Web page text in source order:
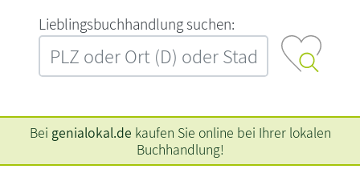
L‍i‍e‍b‍l‍i‍n‍g‍s‍b‍u‍c‍h‍h‍a‍n‍d‍l‍u‍n‍g‍ ‍s‍u‍c‍h‍e‍n‍:‍
Bei genialokal.de kaufen Sie online bei Ihrer lokalen
Buchhandlung!